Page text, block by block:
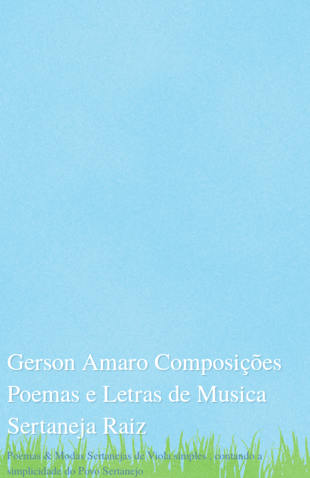
Gerson Amaro Composições
Poemas e Letras de Musica
Sertaneja Raiz
Poemas & Modas Sertanejas de Viola simples , contando a
simplicidade do Povo Sertanejo